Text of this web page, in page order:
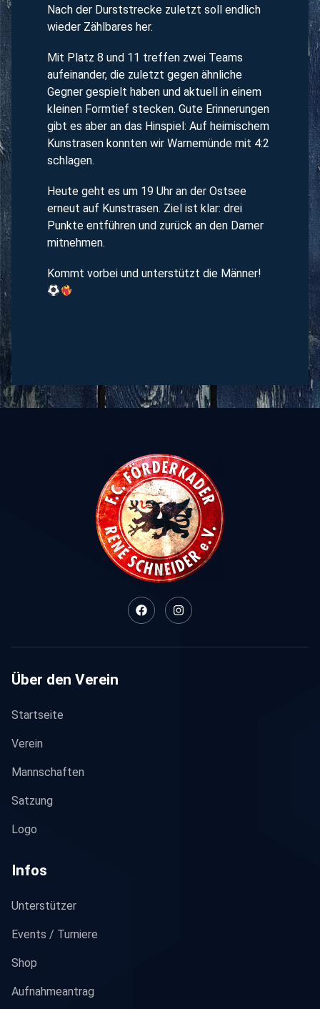
Nach der Durststrecke zuletzt soll endlich
wieder Zählbares her.
Mit Platz 8 und 11 treffen zwei Teams
aufeinander, die zuletzt gegen ähnliche
Gegner gespielt haben und aktuell in einem
kleinen Formtief stecken. Gute Erinnerungen
gibt es aber an das Hinspiel: Auf heimischem
Kunstrasen konnten wir Warnemünde mit 4:2
schlagen.
Heute geht es um 19 Uhr an der Ostsee
erneut auf Kunstrasen. Ziel ist klar: drei
Punkte entführen und zurück an den Damer
mitnehmen.
Kommt vorbei und unterstützt die Männer!
Über den Verein
Startseite
Verein
Mannschaften
Satzung
Logo
Infos
Unterstützer
Events / Turniere
Shop
Aufnahmeantrag